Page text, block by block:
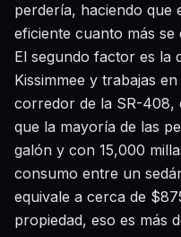
perdería, haciendo que
eficiente cuanto más se
El segundo factor es la
Kissimmee y trabajas
corredor de la SR-408,
que la mayoría de las
galón y con 15,000
consumo entre un
equivale a cerca de
propiedad, eso es más